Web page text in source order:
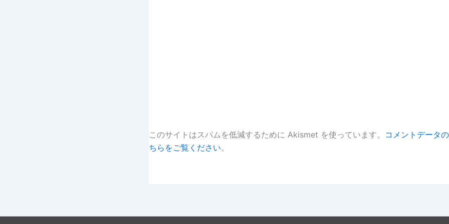
このサイトはスパムを低減するために Akismet を使っています。 コメントデータ
ちらをご覧ください。